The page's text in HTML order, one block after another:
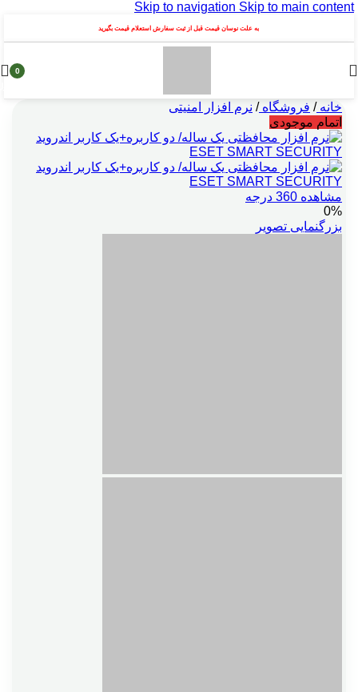
Skip to navigation Skip to main content
به علت نوسان قیمت قبل از ثبت سفارش استعلام قیمت بگیرید
0
خانه/ فروشگاه/ نرم افزار امنیتی
اتمام موجودی
مشاهده 360 درجه
0%
بزرگنمایی تصویر